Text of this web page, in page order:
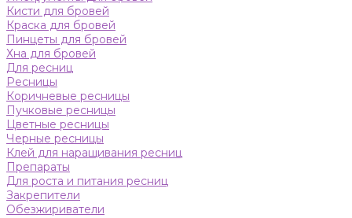
Кисти для бровей
Краска для бровей
Пинцеты для бровей
Хна для бровей
Для ресниц
Ресницы
Коричневые ресницы
Пучковые ресницы
Цветные ресницы
Черные ресницы
Клей для наращивания ресниц
Препараты
Для роста и питания ресниц
Закрепители
Обезжириватели